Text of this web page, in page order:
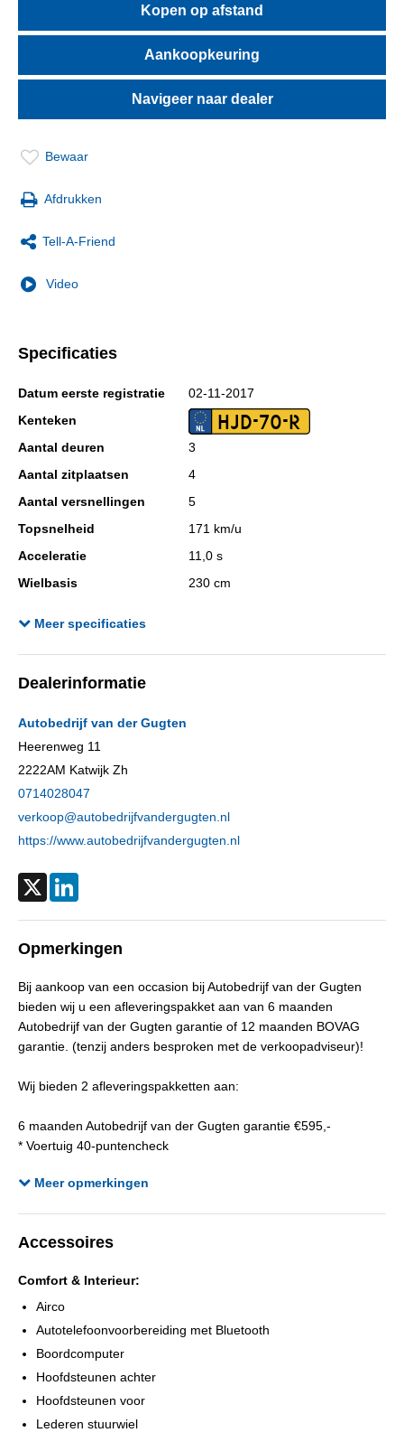
Kopen op afstand
Aankoopkeuring
Navigeer naar dealer
Bewaar
Afdrukken
Tell-A-Friend
Video
Specificaties
Datum eerste registratie
02-11-2017
Kenteken
HJD-70-R
Aantal deuren
3
Aantal zitplaatsen
4
Aantal versnellingen
5
Topsnelheid
171 km/u
Acceleratie
11,0 s
Wielbasis
230 cm
Motorrijtuigenbelasting
Gewicht (leeg)
Aandrijving
Aandrijving
Gecombineerd verbruik
BTW verrekenbaar
Nee (margeregeling)
Kleur interieur
Meer specificaties
Dealerinformatie
Autobedrijf van der Gugten
Heerenweg 11
2222AM Katwijk Zh
0714028047
verkoop@autobedrijfvandergugten.nl
https://www.autobedrijfvandergugten.nl
Opmerkingen
Bij aankoop van een occasion bij Autobedrijf van der Gugten
bieden wij u een afleveringspakket aan van 6 maanden
Autobedrijf van der Gugten garantie of 12 maanden BOVAG
garantie. (tenzij anders besproken met de verkoopadviseur)!
Wij bieden 2 afleveringspakketten aan:
6 maanden Autobedrijf van der Gugten garantie €595,-
* Voertuig 40-puntencheck
* 6 maanden garantie
* Bovag voertuig 40-puntencheck
* Complete reinigingsbeurt (interieur en exterieur)
* Nieuwe Apk keuring
* 12 maanden BOVAG garantie
Om teleurstelling te voorkomen adviseren wij u om van te voren
Meer opmerkingen
Accessoires
Comfort & Interieur:
Airco
Autotelefoonvoorbereiding met Bluetooth
Boordcomputer
Hoofdsteunen achter
Hoofdsteunen voor
Lederen stuurwiel